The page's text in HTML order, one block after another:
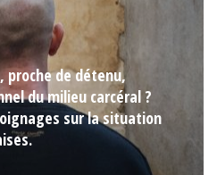
proche de détenu,
du milieu carcéral ?
sur la situation